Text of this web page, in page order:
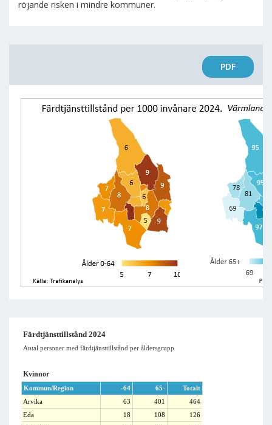
röjande risken i mindre kommuner.
PDF
Färdtjänsttillstånd 2024
Antal personer med färdtjänsttillstånd per åldersgrupp
Kvinnor
Kommun/Region -64 65-
Totalt
Arvika
63 401
464
Eda
18 108
126